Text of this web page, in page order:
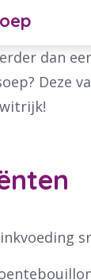
dan
Deze